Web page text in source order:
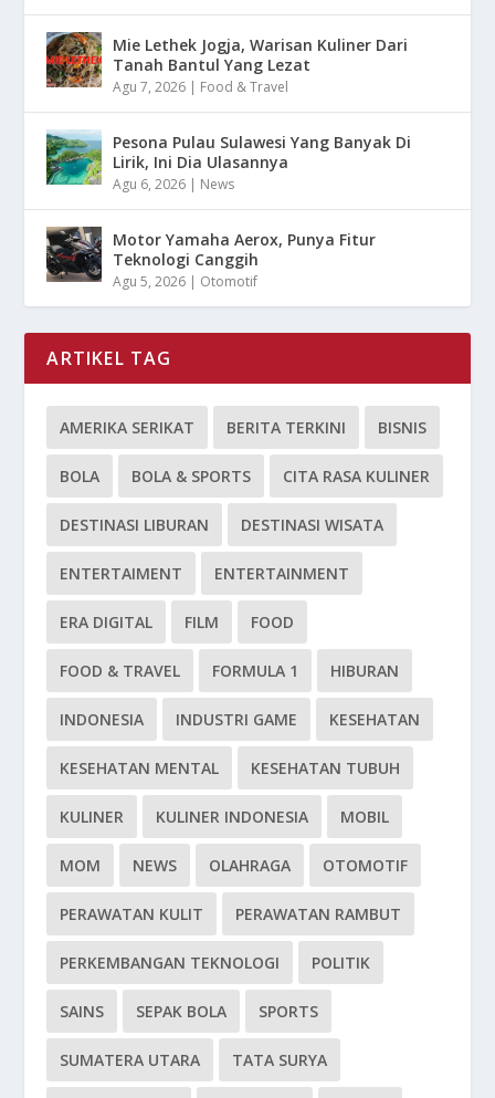
Mie Lethek Jogja, Warisan Kuliner Dari
Tanah Bantul Yang Lezat
Agu 7, 2026 | Food & Travel
Pesona Pulau Sulawesi Yang Banyak Di
Lirik, Ini Dia Ulasannya
Agu 6, 2026 | News
Motor Yamaha Aerox, Punya Fitur
Teknologi Canggih
Agu 5, 2026 | Otomotif
ARTIKEL TAG
AMERIKA SERIKAT BERITA TERKINI BISNIS
BOLA BOLA & SPORTS CITA RASA KULINER
DESTINASI LIBURAN DESTINASI WISATA
ENTERTAIMENT ENTERTAINMENT
ERA DIGITAL FILM FOOD
FOOD & TRAVEL FORMULA 1 HIBURAN
INDONESIA INDUSTRI GAME KESEHATAN
KESEHATAN MENTAL KESEHATAN TUBUH
KULINER KULINER INDONESIA MOBIL
MOM NEWS OLAHRAGA OTOMOTIF
PERAWATAN KULIT PERAWATAN RAMBUT
PERKEMBANGAN TEKNOLOGI POLITIK
SAINS SEPAK BOLA SPORTS
SUMATERA UTARA TATA SURYA